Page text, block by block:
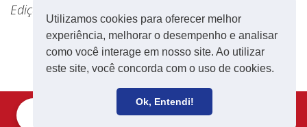
Utilizamos cookies para oferecer melhor
experiência, melhorar o desempenho e analisar
como você interage em nosso site. Ao utilizar
este site, você concorda com o uso de cookies.
Ok, Entendi!
Edição: Vanessa Galassi.
Receba notícias